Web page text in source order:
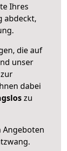
Ihres
abdeckt,
die auf
unser
dabei
zu
Angeboten